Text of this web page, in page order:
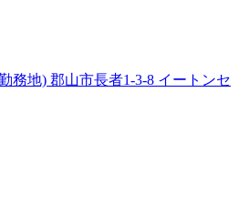
務地) 郡山市長者1-3-8 イートンセ